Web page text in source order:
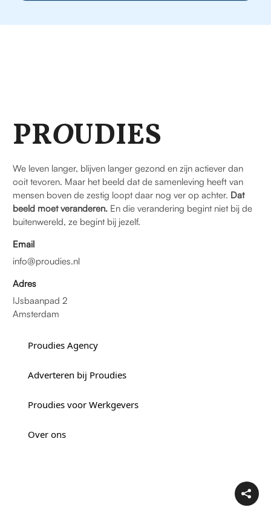
PROUDIES
We leven langer, blijven langer gezond en zijn actiever dan
ooit tevoren. Maar het beeld dat de samenleving heeft van
mensen boven de zestig loopt daar nog ver op achter. Dat
beeld moet veranderen. En die verandering begint niet bij de
buitenwereld, ze begint bij jezelf.
Email
info@proudies.nl
Adres
IJsbaanpad 2
Amsterdam
Proudies Agency
Adverteren bij Proudies
Proudies voor Werkgevers
Over ons